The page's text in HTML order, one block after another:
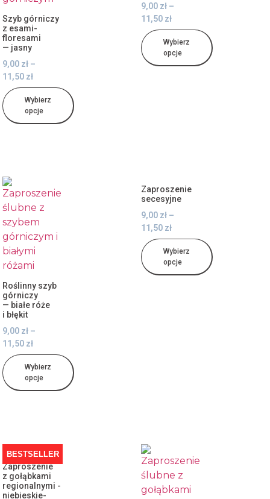
Szyb górniczy
z esami-
floresami
— jasny
9,00 zł –
11,50 zł
Wybierz
opcje
9,00 zł –
11,50 zł
Wybierz
opcje
Roślinny szyb
górniczy
— białe róże
i błękit
9,00 zł –
11,50 zł
Wybierz
opcje
Zaproszenie
secesyjne
9,00 zł –
11,50 zł
Wybierz
opcje
BESTSELLER
Zaproszenie
z gołąbkami
regionalnymi -
niebieskie-